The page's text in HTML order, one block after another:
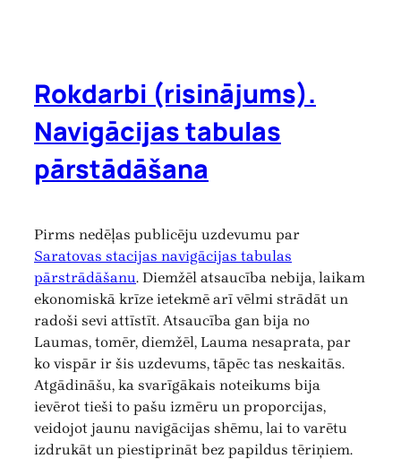
Rokdarbi (risinājums).
Navigācijas tabulas
pārstādāšana
Pirms nedēļas publicēju uzdevumu par
Saratovas stacijas navigācijas tabulas
pārstrādāšanu. Diemžēl atsaucība nebija, laikam
ekonomiskā krīze ietekmē arī vēlmi strādāt un
radoši sevi attīstīt. Atsaucība gan bija no
Laumas, tomēr, diemžēl, Lauma nesaprata, par
ko vispār ir šis uzdevums, tāpēc tas neskaitās.
Atgādināšu, ka svarīgākais noteikums bija
ievērot tieši to pašu izmēru un proporcijas,
veidojot jaunu navigācijas shēmu, lai to varētu
izdrukāt un piestiprināt bez papildus tēriņiem.